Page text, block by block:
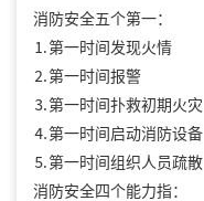
消防安全五个第一：
⒈第一时间发现火情
⒉第一时间报警
⒊第一时间扑救初期火灾
⒋第一时间启动消防设备
⒌第一时间组织人员疏散
消防安全四个能力指：